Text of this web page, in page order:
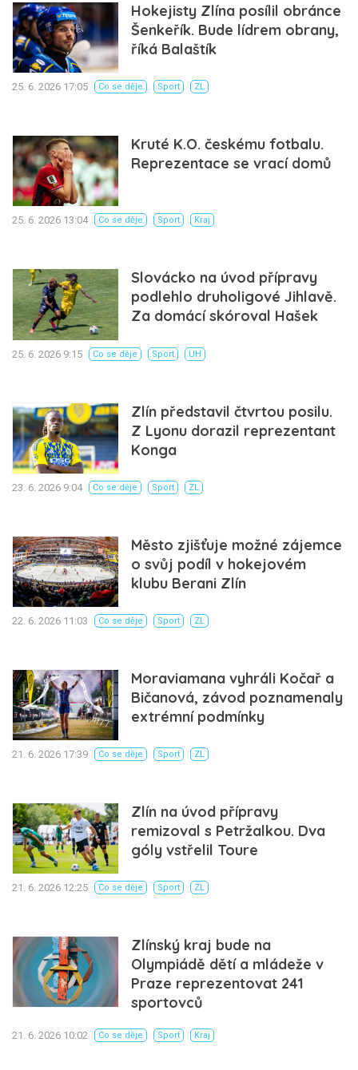
Hokejisty Zlína posílil obránce
Šenkeřík. Bude lídrem obrany,
říká Balaštík
25. 6. 2026 17:05 Co se děje Sport ZL
Kruté K.O. českému fotbalu.
Reprezentace se vrací domů
25. 6. 2026 13:04 Co se děje Sport Kraj
Slovácko na úvod přípravy
podlehlo druholigové Jihlavě.
Za domácí skóroval Hašek
25. 6. 2026 9:15 Co se děje Sport UH
Zlín představil čtvrtou posilu.
Z Lyonu dorazil reprezentant
Konga
23. 6. 2026 9:04 Co se děje Sport ZL
Město zjišťuje možné zájemce
o svůj podíl v hokejovém
klubu Berani Zlín
22. 6. 2026 11:03 Co se děje Sport ZL
Moraviamana vyhráli Kočař a
Bičanová, závod poznamenaly
extrémní podmínky
21. 6. 2026 17:39 Co se děje Sport ZL
Zlín na úvod přípravy
remizoval s Petržalkou. Dva
góly vstřelil Toure
21. 6. 2026 12:25 Co se děje Sport ZL
Zlínský kraj bude na
Olympiádě dětí a mládeže v
Praze reprezentovat 241
sportovců
21. 6. 2026 10:02 Co se děje Sport Kraj